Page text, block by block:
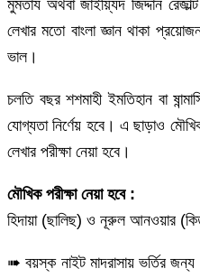
মুমতায অথবা জাইয়্যিদ জিদ্দান
লেখার মতো বাংলা জ্ঞান থাকা
ভাল।
চলতি বছর শশমাহী ইমতিহান বা
যোগ্যতা নির্ণেয় হবে। এ ছাড়াও
লেখার পরীক্ষা নেয়া হবে।
মৌখিক পরীক্ষা নেয়া হবে :
হিদায়া (ছালিছ) ও নূরুল আনওয়ার
➠ বয়স্ক নাইট মাদরাসায় ভর্তির